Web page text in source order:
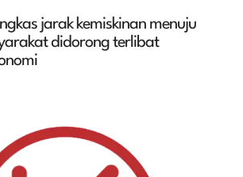
jarak kemiskinan menuju
didorong terlibat